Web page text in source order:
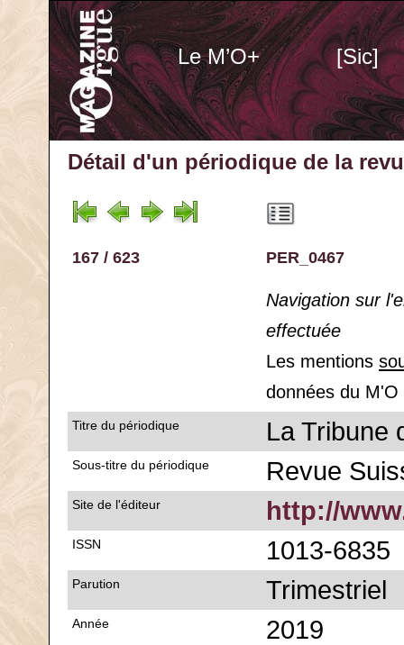
Le M’O+ [Sic]
Détail d'un périodique de la
167 / 623 PER_0467
Navigation sur
effectuée
Les mentions
données du M'O
Titre du périodique La Tribune
Sous-titre du périodique Revue
Site de l'éditeur http://
ISSN 1013-6835
Parution Trimestriel
Année 2019